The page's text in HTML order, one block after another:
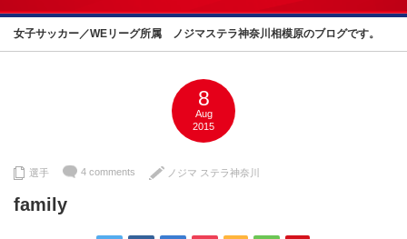
女子サッカー／WEリーグ所属 ノジマステラ神奈川相模原のブログです。
8
Aug
2015
選手 4 comments ノジマ ステラ神奈川
family